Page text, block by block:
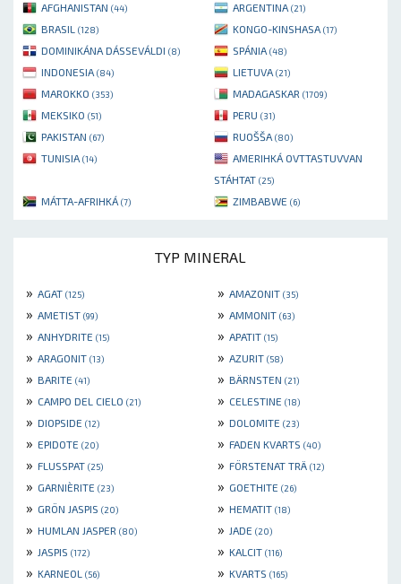
AFGHANISTAN (44) ARGENTINA (21)
BRASIL (128) KONGO-KINSHASA (17)
DOMINIKÁNA DÁSSEVÁLDI (8) SPÁNIA (48)
INDONESIA (84) LIETUVA (21)
MAROKKO (353) MADAGASKAR (1709)
MEKSIKO (51) PERU (31)
PAKISTAN (67) RUOŠŠA (80)
TUNISIA (14)
AMERIHKÁ OVTTASTUVVAN
STÁHTAT (25)
MÁTTA-AFRIHKÁ (7) ZIMBABWE (6)
TYP MINERAL
» AGAT (125) » AMAZONIT (35)
» AMETIST (99) » AMMONIT (63)
» ANHYDRITE (15) » APATIT (15)
» ARAGONIT (13) » AZURIT (58)
» BARITE (41) » BÄRNSTEN (21)
» CAMPO DEL CIELO (21) » CELESTINE (18)
» DIOPSIDE (12) » DOLOMITE (23)
» EPIDOTE (20) » FADEN KVARTS (40)
» FLUSSPAT (25) » FÖRSTENAT TRÄ (12)
» GARNIÈRITE (23) » GOETHITE (26)
» GRÖN JASPIS (20) » HEMATIT (18)
» HUMLAN JASPER (80) » JADE (20)
» JASPIS (172) » KALCIT (116)
» KARNEOL (56) » KVARTS (165)